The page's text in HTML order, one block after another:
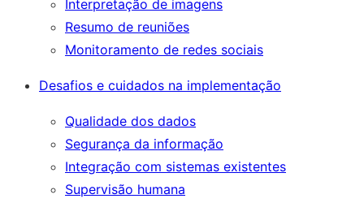
Interpretação de imagens
Resumo de reuniões
Monitoramento de redes sociais
Desafios e cuidados na implementação
Qualidade dos dados
Segurança da informação
Integração com sistemas existentes
Supervisão humana